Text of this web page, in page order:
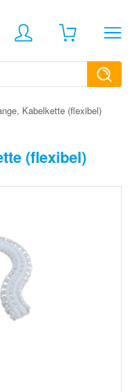
Kabelkette (flexibel)
(flexibel)